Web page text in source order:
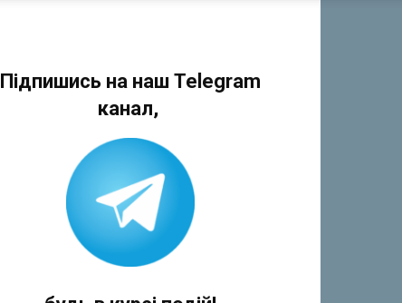
Підпишись на наш Telegram
канал,